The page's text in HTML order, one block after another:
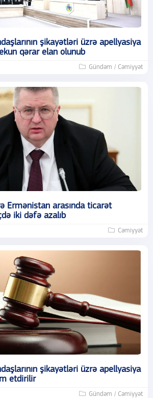
şikayətləri üzrə apellyasiya
qərar elan olunub
Gündəm / Cəmiyyət
Ermənistan arasında ticarət
iki dəfə azalıb
Cəmiyyət
şikayətləri üzrə apellyasiya
etdirilir
Gündəm / Cəmiyyət